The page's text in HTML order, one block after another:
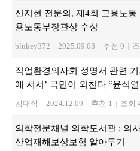
신지현 전문의, 제4회 고용노
용노동부장관상 수상
blukey372 | 2025.09.08 | 추천 0 |
직업환경의사회 성명서 관련
에 서서’ 국민이 외친다 “윤석
김대식 | 2024.12.09 | 추천 1 | 조회
의학전문채널 의학도서관 : 의
산업재해보상보험 알아두기